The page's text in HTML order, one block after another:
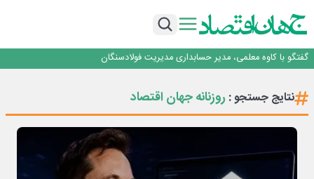
فولاد مبارکه اصفهان
تجدیدپذیر با حضور استاندار اصفهان
گفتگو با کاوه معلمی، مدیر حسابداری مدیریت فولادسنگان
راهی که فولاد مبارکه پس از جنگ در پیش گرفت
فولاد مبارکه اصفهان
نتایج جستجو : روزنانه جهان اقتصاد